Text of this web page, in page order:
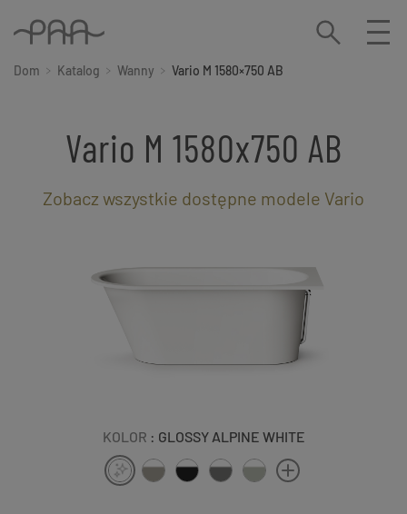
Dom Katalog Wanny Vario M 1580×750 AB
Vario M 1580x750 AB
Zobacz wszystkie dostępne modele Vario
KOLOR : GLOSSY ALPINE WHITE